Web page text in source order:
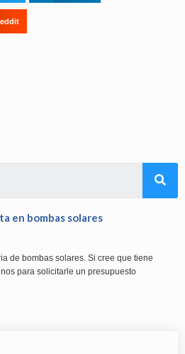
en bombas solares
de bombas solares. Si cree que tiene
para solicitarle un presupuesto